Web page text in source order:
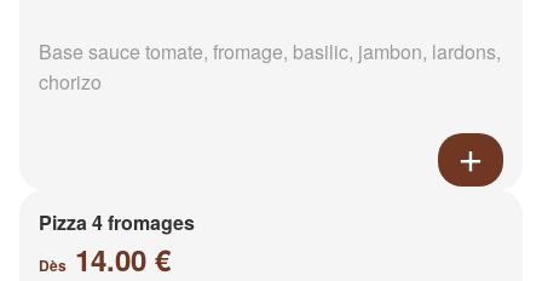
Base sauce tomate, fromage, basilic, jambon, lardons,
chorizo
Pizza 4 fromages
Dès 14.00 €